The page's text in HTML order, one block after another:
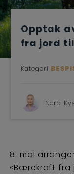
Opptak
fra jord
Kategori
Nora
8. mai
«Bærekraft fra